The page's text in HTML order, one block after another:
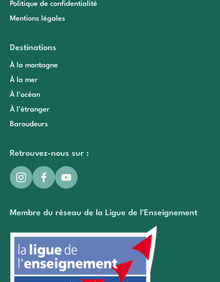
Politique de confidentialité
Mentions légales
Destinations
À la montagne
À la mer
À l'océan
À l'étranger
Baroudeurs
Retrouvez-nous sur :
Membre du réseau de la Ligue de l'Enseignement